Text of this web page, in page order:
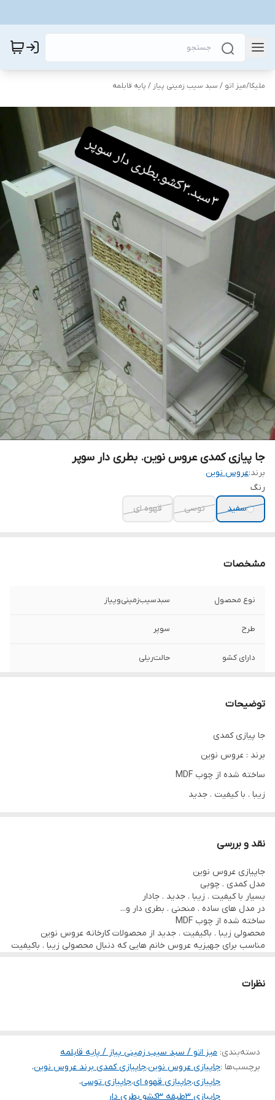
ملیکا/میز اتو / سبد سیب زمینی پیاز / پایه قابلمه
جا پیازی کمدی عروس نوین. بطری دار سوپر
برند:عروس نوین
رنگ
سفید
توسی قهوه ای
مشخصات
نوع محصول سبد‌سیب‌زمینی‌و‌پیاز
طرح سوپر‌
دارای کشو حالت‌ریلی‌‌
توضیحات
جا پیازی کمدی
برند : عروس نوین
ساخته شده از چوب MDF
زیبا . با کیفیت . جدید
دارای کشو . سبد های حصیری . پارچه
نقد و بررسی
جاپیازی عروس نوین
مدل کمدی . چوبی
بسیار با کیفیت . زیبا . جدید . جادار
در مدل های ساده . منحنی . بطری دار و...
ساخته شده از چوب MDF
محصولی زیبا . باکیفیت . جدید از محصولات کارخانه عروس نوین
مناسب برای جهیزیه عروس خانم هایی که دنبال محصولی زیبا . باکیفیت
نظرات
دسته‌بندی: میز اتو / سبد سیب زمینی پیاز / پایه قابلمه
برچسب‌ها :جاپیازی عروس نوین،جاپیازی کمدی برند عروس نوین،
جاپیازی،جاپیازی قهوه ای،جاپیازی توسی،
جاپیازی 3طبقه 3کشو بطری دار